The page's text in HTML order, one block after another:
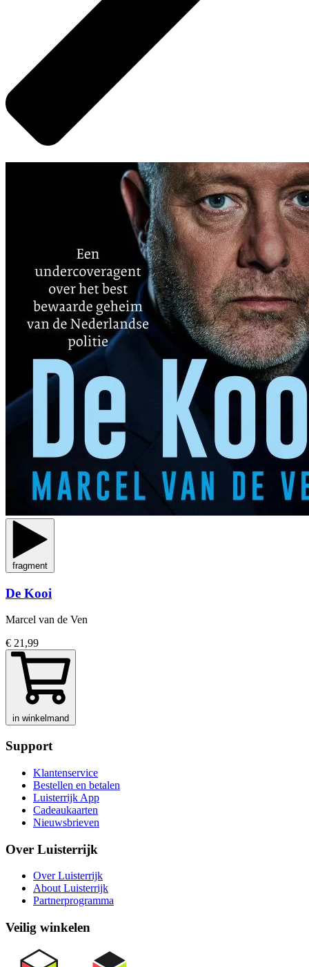
fragment
De Kooi
Marcel van de Ven
€ 21,99
in winkelmand
Support
Klantenservice
Bestellen en betalen
Luisterrijk App
Cadeaukaarten
Nieuwsbrieven
Over Luisterrijk
Over Luisterrijk
About Luisterrijk
Partnerprogramma
Veilig winkelen